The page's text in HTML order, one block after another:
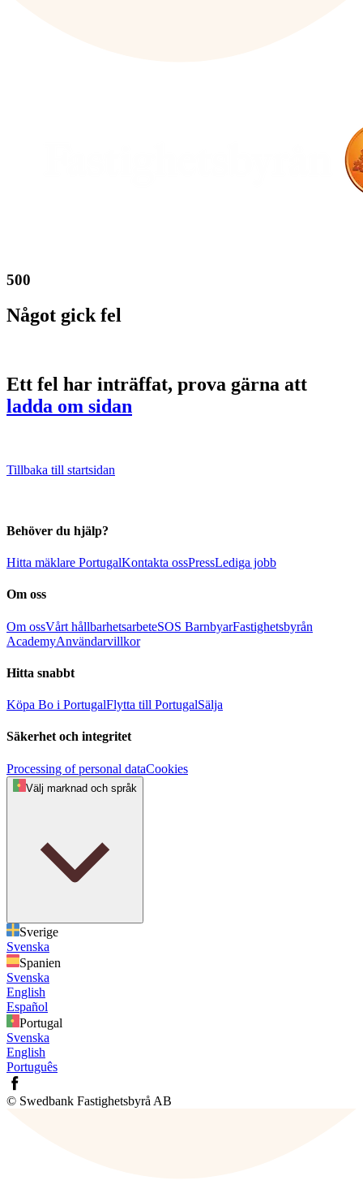
500
Något gick fel
Ett fel har inträffat, prova gärna att
ladda om sidan
Tillbaka till startsidan
Behöver du hjälp?
Hitta mäklare PortugalKontakta ossPressLediga jobb
Om oss
Om ossVårt hållbarhetsarbeteSOS BarnbyarFastighetsbyrån
AcademyAnvändarvillkor
Hitta snabbt
Köpa Bo i PortugalFlytta till PortugalSälja
Säkerhet och integritet
Processing of personal dataCookies
Välj marknad och språk
Sverige
Svenska
Spanien
Svenska
English
Español
Portugal
Svenska
English
Português
© Swedbank Fastighetsbyrå AB